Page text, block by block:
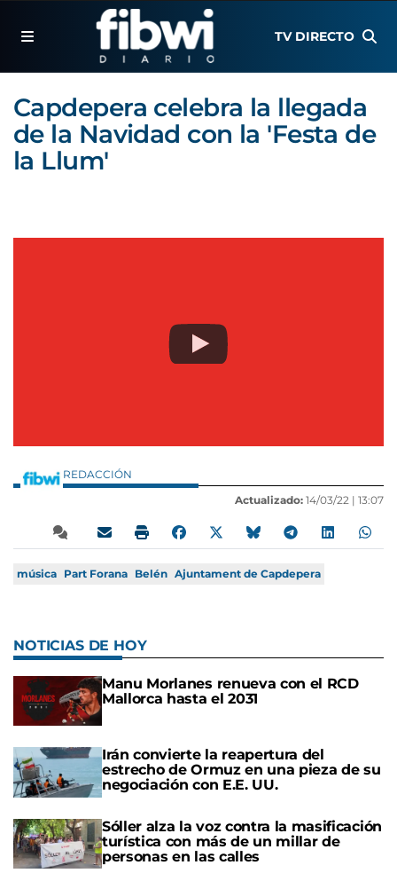
TV DIRECTO
Capdepera celebra la llegada
de la Navidad con la 'Festa de
la Llum'
REDACCIÓN
Actualizado: 14/03/22 | 13:07
música Part Forana Belén Ajuntament de Capdepera
NOTICIAS DE HOY
Manu Morlanes renueva con el RCD
Mallorca hasta el 2031
Irán convierte la reapertura del
estrecho de Ormuz en una pieza de su
negociación con E.E. UU.
Sóller alza la voz contra la masificación
turística con más de un millar de
personas en las calles